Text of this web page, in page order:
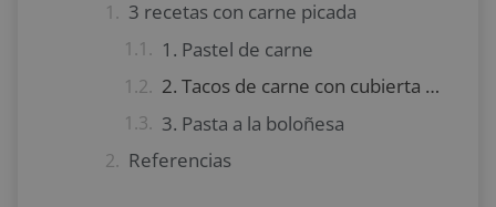
3 recetas con carne picada
1. Pastel de carne
2. Tacos de carne con cubierta crujiente de queso
3. Pasta a la boloñesa
Referencias